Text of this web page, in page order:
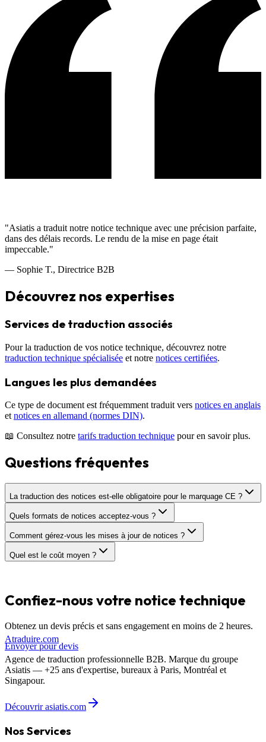
"Asiatis a traduit notre notice technique avec une précision parfaite,
dans des délais records. Le rendu de la mise en page était
impeccable."
— Sophie T., Directrice B2B
Découvrez nos expertises
Services de traduction associés
Pour la traduction de vos notice technique, découvrez notre
traduction technique spécialisée et notre notices certifiées.
Langues les plus demandées
Ce type de document est fréquemment traduit vers notices en anglais
etnotices en allemand (normes DIN).
📖 Consultez notre tarifs traduction technique pour en savoir plus.
Questions fréquentes
La traduction des notices est-elle obligatoire pour le marquage CE ?
Quels formats de notices acceptez-vous ?
Comment gérez-vous les mises à jour de notices ?
Quel est le coût moyen ?
Confiez-nous votre notice technique
Obtenez un devis précis et sans engagement en moins de 2 heures.
Envoyer pour devis
Atraduire.com
Agence de traduction professionnelle B2B. Marque du groupe
Asiatis — +25 ans d'expertise, bureaux à Paris, Montréal et
Singapour.
Découvrir asiatis.com
Nos Services